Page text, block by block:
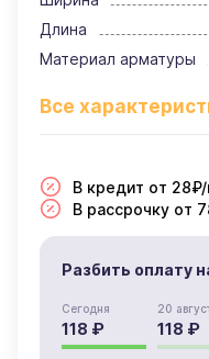
Длина
Материал арматуры
В кредит от
В рассрочку от
Разбить оплату
Сегодня
118 ₽
20
118 ₽